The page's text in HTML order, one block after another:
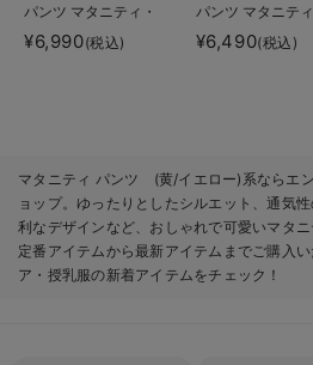
パンツ マタニティ・
産後【出産後も長く使
える】
¥6,990(税込)
パンツ マタニティ
産後【出産後も長
える】
¥6,490(税込)
マタニティ パンツ (黄/イエロー)系ならエ
ョップ。ゆったりとしたシルエット、通気
利なデザインなど、おしゃれで可愛いマタ
定番アイテムから最新アイテムまでご購入
ア・授乳服の新着アイテムをチェック！